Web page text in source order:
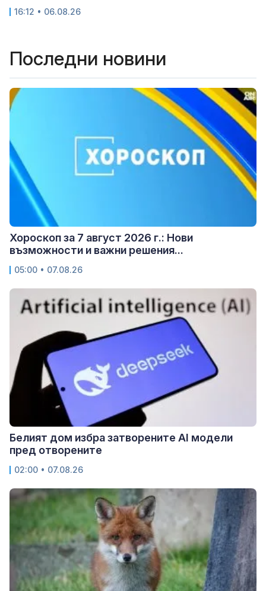
16:12 • 06.08.26
Последни новини
Хороскоп за 7 август 2026 г.: Нови
възможности и важни решения...
05:00 • 07.08.26
Белият дом избра затворените AI модели
пред отворените
02:00 • 07.08.26